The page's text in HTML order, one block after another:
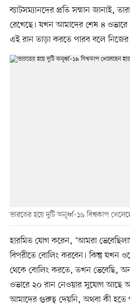
ব্যাটসম্যানদের প্রতি সম্মান জানাই,
রেখেছে। যখন আমাদের শেষ ৪
এই রান তাড়া করতে পারব বলে নিজের
ভারতের হয়ে দুটি অনূর্ধ্ব–১৯ বিশ্বকাপ
হারমিত যোগ করেন, ‘আমরা
বিপরীতে বোলিং করবেন। কিন্তু যখন
থেকে বোলিং করতে, তখন ভেবেছি,
ওভারে ২০ রান নেওয়ার সুযোগ আছে
আমাদের গুরুত্ব দেয়নি, অথবা কী হতে